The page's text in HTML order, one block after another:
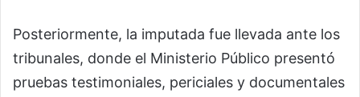
Posteriormente, la imputada fue llevada ante los
tribunales, donde el Ministerio Público presentó
pruebas testimoniales, periciales y documentales